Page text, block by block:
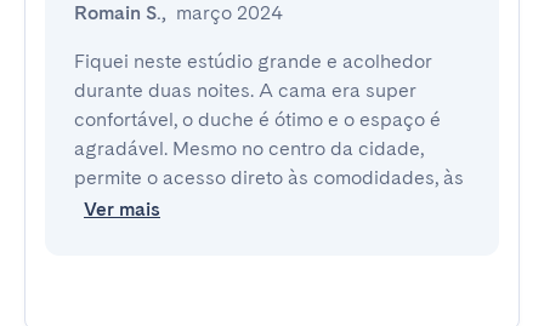
Romain S., março 2024
Fiquei neste estúdio grande e acolhedor
durante duas noites. A cama era super
confortável, o duche é ótimo e o espaço é
agradável. Mesmo no centro da cidade,
permite o acesso direto às comodidades, às
Ver mais